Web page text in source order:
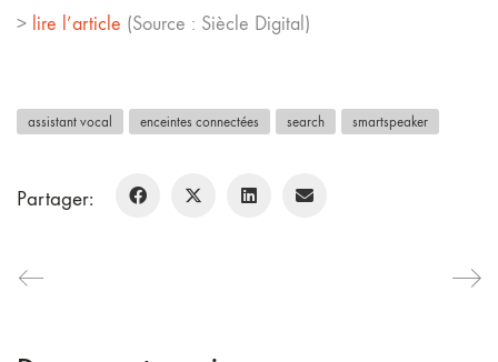
> lire l’article (Source : Siècle Digital)
assistant vocal enceintes connectées search smartspeaker
Partager: